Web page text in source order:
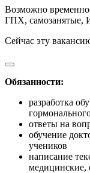
Возможно
ГПХ, самозанятые,
Сейчас эту
Обязанности:
разработка
ответы на
обучение
учеников
написание
медицинские,